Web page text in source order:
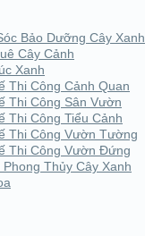
Bảo Dưỡng Cây Xanh
Cây Cảnh
Xanh
Thi Công Cảnh Quan
Thi Công Sân Vườn
Thi Công Tiểu Cảnh
Thi Công Vườn Tường
Thi Công Vườn Đứng
Thủy Cây Xanh